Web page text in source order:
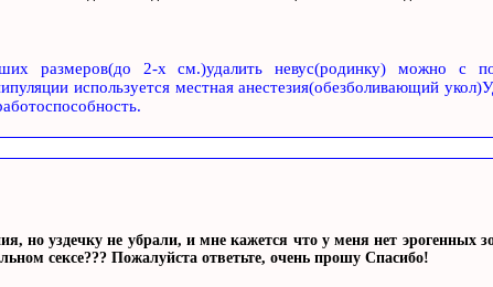
размеров(до 2-х см.)удалить невус(родинку) можно с
используется местная анестезия(обезболивающий
но уздечку не убрали, и мне кажется что у меня нет эрогенных
сексе??? Пожалуйста ответьте, очень прошу Спасибо!